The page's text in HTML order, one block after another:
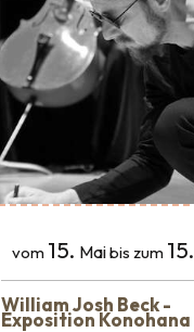
vom 15. Maibis zum 15.
William Josh Beck -
Exposition Konohana